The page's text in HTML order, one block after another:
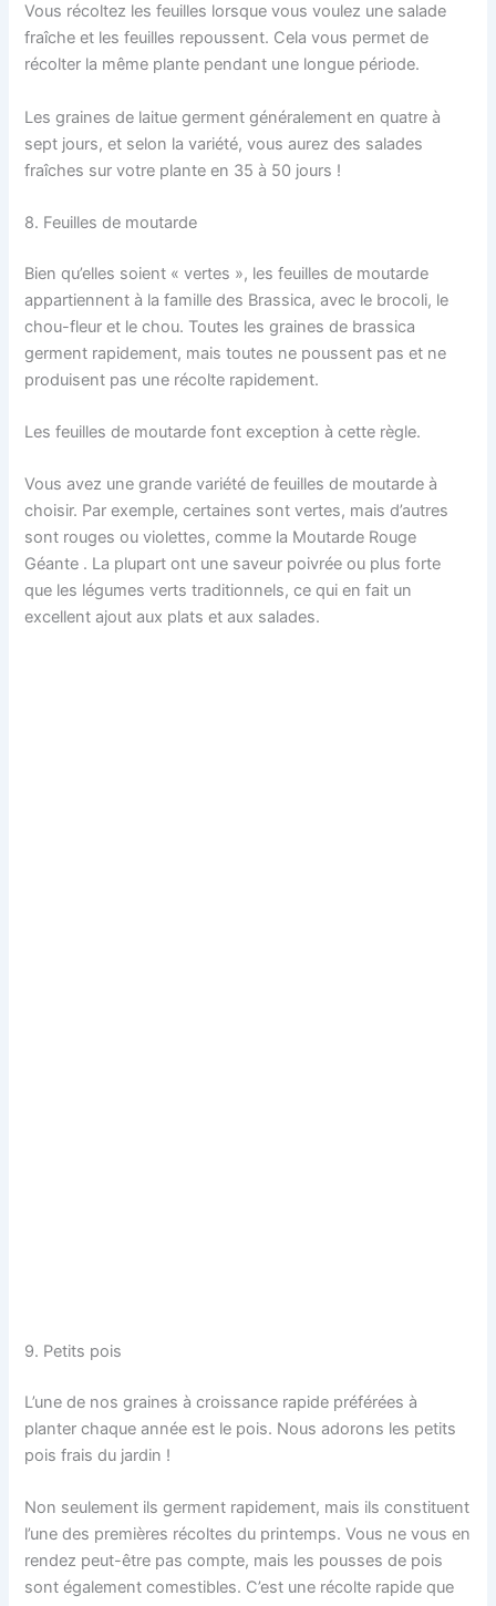
Vous récoltez les feuilles lorsque vous voulez une salade
fraîche et les feuilles repoussent. Cela vous permet de
récolter la même plante pendant une longue période.
Les graines de laitue germent généralement en quatre à
sept jours, et selon la variété, vous aurez des salades
fraîches sur votre plante en 35 à 50 jours !
8. Feuilles de moutarde
Bien qu’elles soient « vertes », les feuilles de moutarde
appartiennent à la famille des Brassica, avec le brocoli, le
chou-fleur et le chou. Toutes les graines de brassica
germent rapidement, mais toutes ne poussent pas et ne
produisent pas une récolte rapidement.
Les feuilles de moutarde font exception à cette règle.
Vous avez une grande variété de feuilles de moutarde à
choisir. Par exemple, certaines sont vertes, mais d’autres
sont rouges ou violettes, comme la Moutarde Rouge
Géante . La plupart ont une saveur poivrée ou plus forte
que les légumes verts traditionnels, ce qui en fait un
excellent ajout aux plats et aux salades.
9. Petits pois
L’une de nos graines à croissance rapide préférées à
planter chaque année est le pois. Nous adorons les petits
pois frais du jardin !
Non seulement ils germent rapidement, mais ils constituent
l’une des premières récoltes du printemps. Vous ne vous en
rendez peut-être pas compte, mais les pousses de pois
sont également comestibles. C’est une récolte rapide que